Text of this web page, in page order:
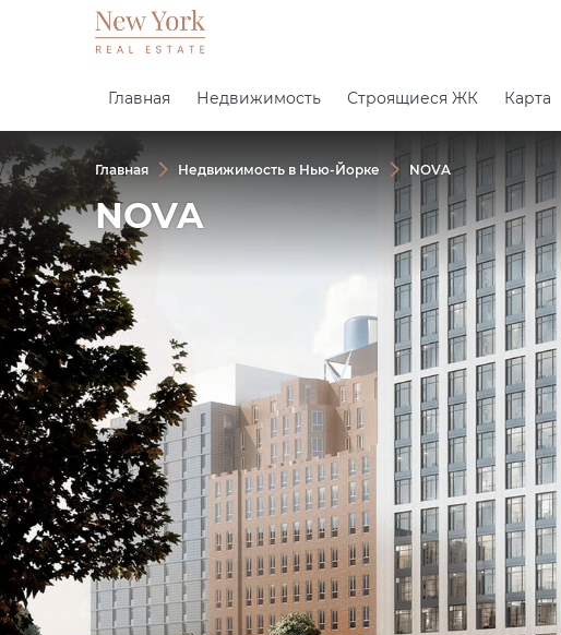
Главная Недвижимость Строящиеся ЖК Карта
Главная Недвижимость в Нью-Йорке NOVA
NOVA